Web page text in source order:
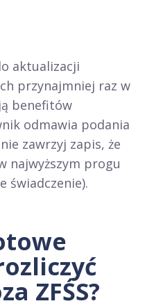
aktualizacji
przynajmniej raz w
benefitów
odmawia podania
zawrzyj zapis, że
najwyższym progu
świadczenie).
ZFŚS?